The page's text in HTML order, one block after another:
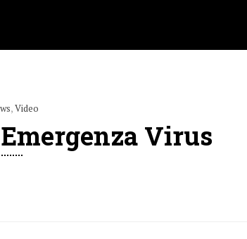
,Video
Virus